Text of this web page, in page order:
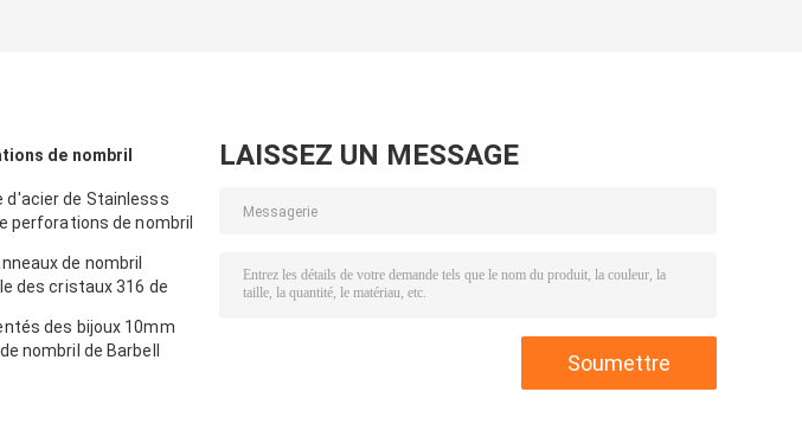
de nombril
d'acier de Stainlesss
perforations de nombril
de nombril
des cristaux 316 de
des bijoux 10mm
nombril de Barbell
LAISSEZ UN MESSAGE